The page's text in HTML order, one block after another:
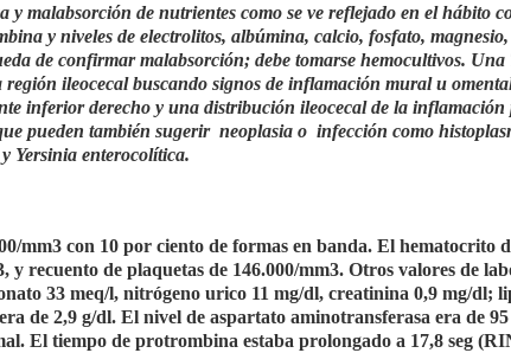
y malabsorción de nutrientes como se ve reflejado en el hábito
y niveles de electrolitos, albúmina, calcio, fosfato,
de confirmar malabsorción; debe tomarse hemocultivos. Una
región ileocecal buscando signos de inflamación mural u
inferior derecho y una distribución ileocecal de la inflamación
pueden también sugerir neoplasia o infección como
Yersinia enterocolítica.
mm3 con 10 por ciento de formas en banda. El hematocrito
y recuento de plaquetas de 146.000/mm3. Otros valores de
33 meq/l, nitrógeno urico 11 mg/dl, creatinina 0,9 mg/dl;
de 2,9 g/dl. El nivel de aspartato aminotransferasa era de
El tiempo de protrombina estaba prolongado a 17,8 seg